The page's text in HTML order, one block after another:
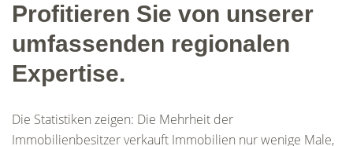
Profitieren Sie von unserer
umfassenden regionalen
Expertise.
Die Statistiken zeigen: Die Mehrheit der
Immobilienbesitzer verkauft Immobilien nur wenige Male,